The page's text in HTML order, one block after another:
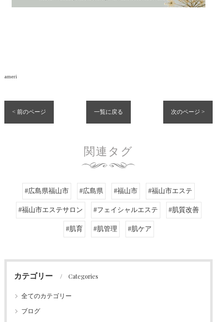
ameri
< 前のページ 一覧に戻る 次のページ >
関連タグ
#広島県福山市 #広島県 #福山市 #福山市エステ
#福山市エステサロン #フェイシャルエステ #肌質改善
#肌育 #肌管理 #肌ケア
カテゴリー Categories
全てのカテゴリー
ブログ